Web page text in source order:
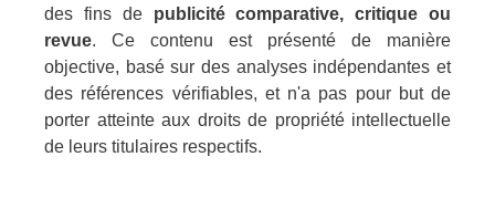
des fins de publicité comparative, critique ou
revue. Ce contenu est présenté de manière
objective, basé sur des analyses indépendantes et
des références vérifiables, et n'a pas pour but de
porter atteinte aux droits de propriété intellectuelle
de leurs titulaires respectifs.